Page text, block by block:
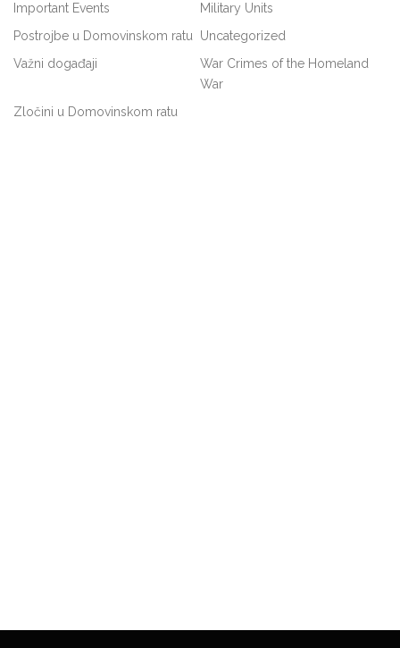
Important Events
Military Units
Postrojbe u Domovinskom ratu Uncategorized
Važni događaji
War Crimes of the Homeland
War
Zločini u Domovinskom ratu